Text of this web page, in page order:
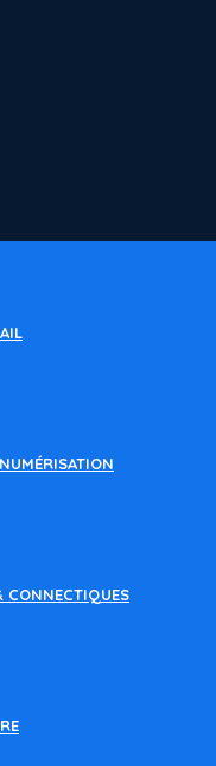
CONNECTIQUES